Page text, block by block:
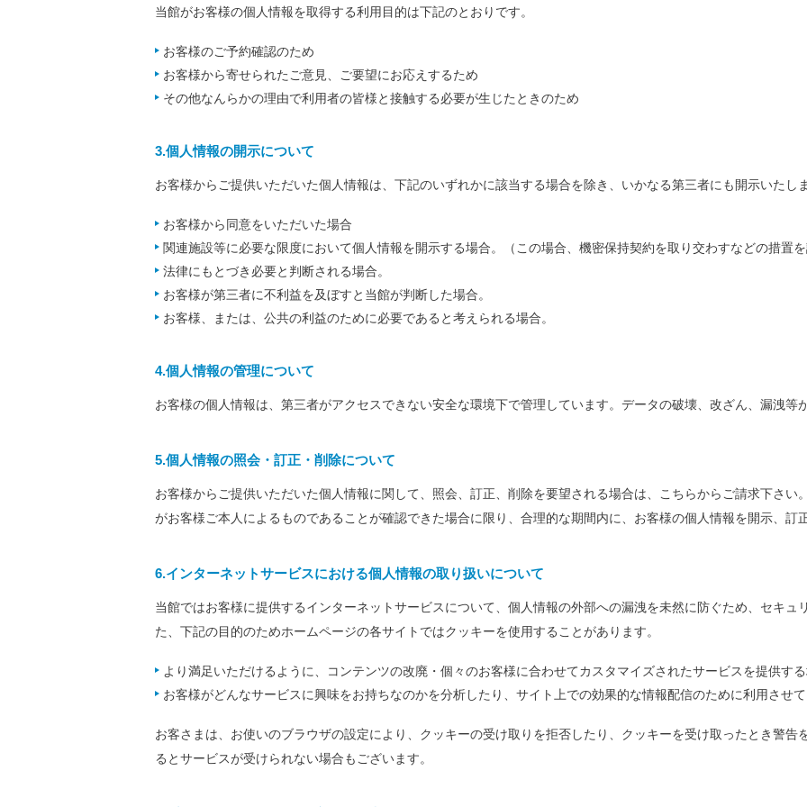
当館がお客様の個人情報を取得する利用目的は下記のとおりです。
お客様のご予約確認のため
お客様から寄せられたご意見、ご要望にお応えするため
その他なんらかの理由で利用者の皆様と接触する必要が生じたときのため
3.個人情報の開示について
お客様からご提供いただいた個人情報は、下記のいずれかに該当する場合を除き、いかなる第三者にも開示いたし
お客様から同意をいただいた場合
関連施設等に必要な限度において個人情報を開示する場合。（この場合、機密保持契約を取り交わすなどの措置
法律にもとづき必要と判断される場合。
お客様が第三者に不利益を及ぼすと当館が判断した場合。
お客様、または、公共の利益のために必要であると考えられる場合。
4.個人情報の管理について
お客様の個人情報は、第三者がアクセスできない安全な環境下で管理しています。データの破壊、改ざん、漏洩等
5.個人情報の照会・訂正・削除について
お客様からご提供いただいた個人情報に関して、照会、訂正、削除を要望される場合は、こちらからご請求下さい
がお客様ご本人によるものであることが確認できた場合に限り、合理的な期間内に、お客様の個人情報を開示、訂
6.インターネットサービスにおける個人情報の取り扱いについて
当館ではお客様に提供するインターネットサービスについて、個人情報の外部への漏洩を未然に防ぐため、セキュ
た、下記の目的のためホームページの各サイトではクッキーを使用することがあります。
より満足いただけるように、コンテンツの改廃・個々のお客様に合わせてカスタマイズされたサービスを提供す
お客様がどんなサービスに興味をお持ちなのかを分析したり、サイト上での効果的な情報配信のために利用させ
お客さまは、お使いのブラウザの設定により、クッキーの受け取りを拒否したり、クッキーを受け取ったとき警告
るとサービスが受けられない場合もございます。